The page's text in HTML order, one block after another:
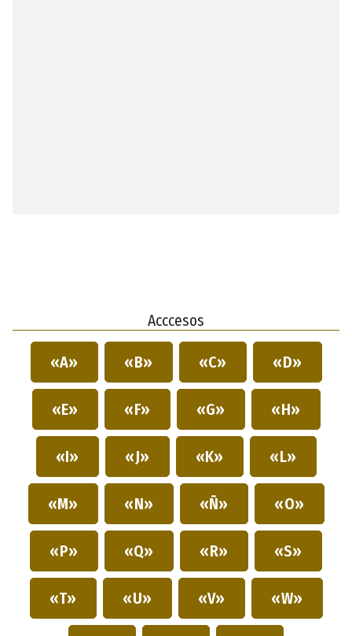
Acccesos
«A» «B» «C» «D»
«E» «F» «G» «H»
«I» «J» «K» «L»
«M» «N» «Ñ» «O»
«P» «Q» «R» «S»
«T» «U» «V» «W»